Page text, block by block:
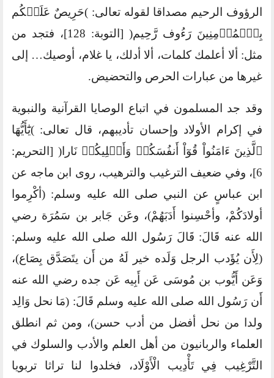
الرؤوف الرحيم مصداقا لقوله تعالى: )حَرِيصٌ عَلَيۡكُم
بِٱلۡمُؤۡمِنِينَ رَءُوف رَّحِيم( [التوبة: 128]، فتجد من
مثل: ألا أعلمك كلمات، ألا أدلك، يا غلام، أوصيك… إلى
غيرها من عبارات الحرص والتحضيض.
وقد جد المسلمون في اتباع الوصايا القرآنية والنبوية
في إكرام الأولاد وإحسان تأديبهم، قال تعالى: )يَٰٓأَيُّهَا
ٱلَّذِينَ ءَامَنُواْ قُوٓاْ أَنفُسَكُمۡ وَأَهۡلِيكُمۡ نَارا( [التحريم:
6]، وفي ضعيف الترغيب والترهيب، روى ابن ماجه عن
ابن عباسٍ عن النبي صلى الله عليه وسلم: (‌أكْرِموا
‌أولادَكُمْ، وأحْسِنوا أَدَبَهُمْ)، وعَن جَابر بن سَمُرَة رضي
الله عنه قَالَ: قَالَ رَسُول الله صلى الله عليه وسلم:
(لِأَن يُؤَدب الرجل وَلَده خير لَهُ من أَن يتَصَدَّق بِصَاع)،
وَعَن أَيُّوب بن مُوسَى عَن أَبِيه عَن جده رضي الله عنه
أَن رَسُول الله صلى الله عليه وسلم قَالَ: (مَا نحل وَالِد
ولدا من نحل أفضل من أدب حسن)، ومن ثم انطلق
العلماء والربانيون من أهل العلم والأدب والسلوك في
التَّرْغِيب فِي تَأْدِيب الْأَوْلَاد، فخلدوا لنا تراثا تربويا